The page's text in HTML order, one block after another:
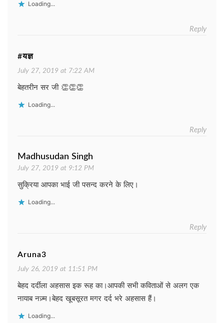
Loading...
Reply
#यज्ञ
July 27, 2019 at 7:22 AM
बेहतरीन सर जी 👏👏👏
Loading...
Reply
Madhusudan Singh
July 27, 2019 at 9:12 PM
सुक्रिया आपका भाई जी पसन्द करने के लिए।
Loading...
Reply
Aruna3
July 26, 2019 at 11:51 PM
बेहद दर्दीला अहसास इक रूह का।आपकी सभी कविताओं से अलग एक
नायाब नज़्म।बेहद खूबसूरत मगर दर्द भरे अहसास हैं।
Loading...